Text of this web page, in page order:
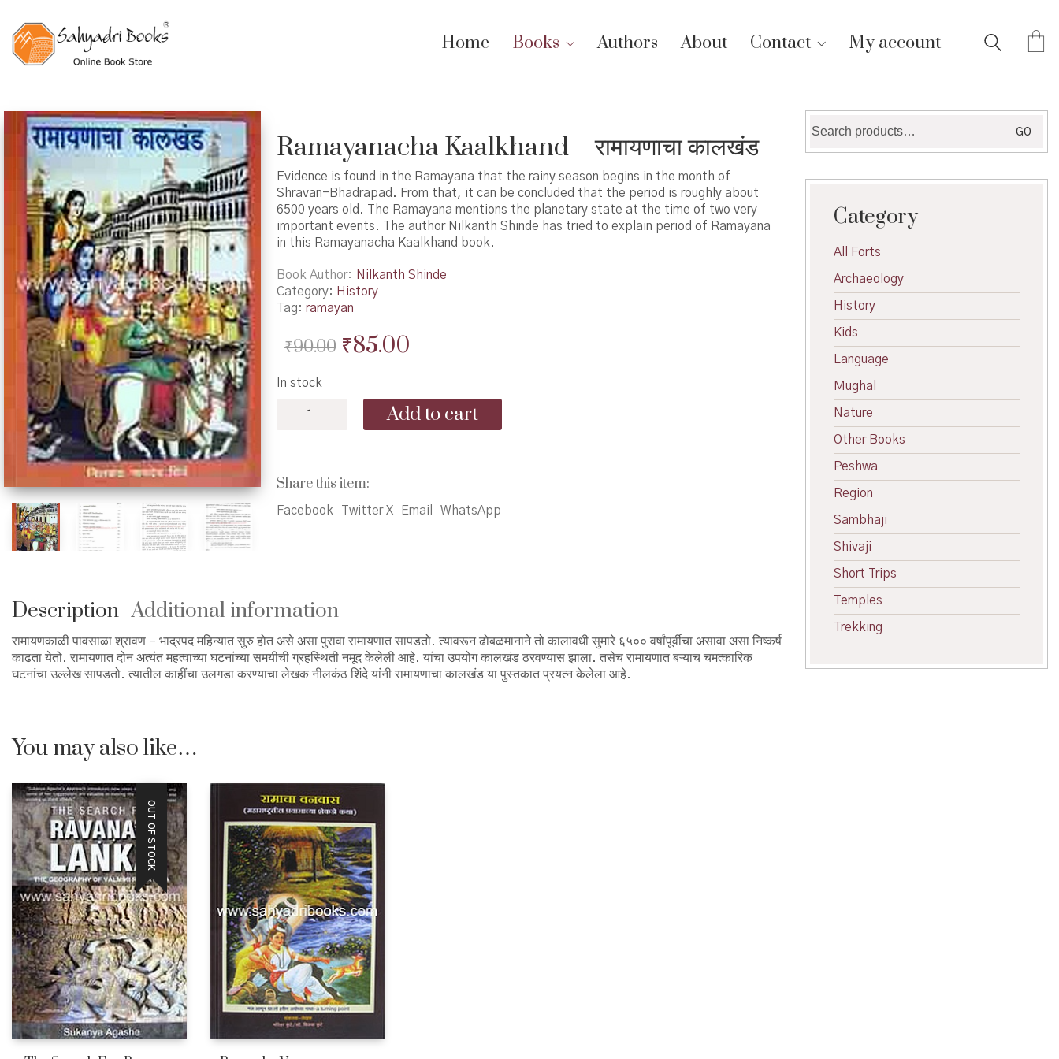
Home Books Authors About Contact My account
Ramayanacha Kaalkhand – रामायणाचा कालखंड
Evidence is found in the Ramayana that the rainy season begins in the month of
Shravan-Bhadrapad. From that, it can be concluded that the period is roughly about
6500 years old. The Ramayana mentions the planetary state at the time of two very
important events. The author Nilkanth Shinde has tried to explain period of Ramayana
in this Ramayanacha Kaalkhand book.
Book Author
Nilkanth Shinde
Category: History
Tag: ramayan
₹90.00 Original
was:
₹90.00.
₹85.00Current
is:
₹85.00.
In stock
Kaalkhand
quantity
Add to cart
Share this item:
Facebook Twitter X Email WhatsApp
Description Additional information
रामायणकाळी पावसाळा श्रावण – भाद्रपद महिन्यात सुरु होत असे असा पुरावा रामायणात सापडतो. त्यावरून ढोबळमानाने तो कालावधी सुमारे ६५०० वर्षांपूर्वीचा असावा असा निष्कर्ष
काढता येतो. रामायणात दोन अत्यंत महत्वाच्या घटनांच्या समयीची ग्रहस्थिती नमूद केलेली आहे. यांचा उपयोग कालखंड ठरवण्यास झाला. तसेच रामायणात बऱ्याच चमत्कारिक
घटनांचा उल्लेख सापडतो. त्यातील काहींचा उलगडा करण्याचा लेखक नीलकंठ शिंदे यांनी रामायणाचा कालखंड या पुस्तकात प्रयत्न केलेला आहे.
You may also like…
OUT OF STOCK
for:
GO
Category
All Forts
Archaeology
History
Kids
Language
Mughal
Nature
Other Books
Peshwa
Region
Sambhaji
Shivaji
Short Trips
Temples
Trekking